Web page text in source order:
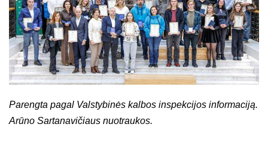
Parengta pagal Valstybinės kalbos inspekcijos informaciją.
Arūno Sartanavičiaus nuotraukos.